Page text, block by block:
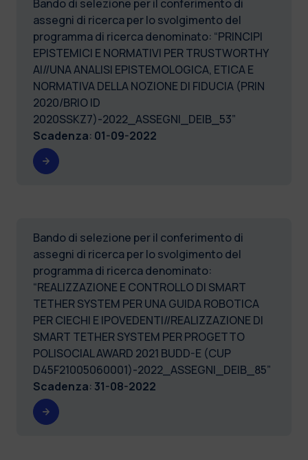
Bando di selezione per il conferimento di
assegni di ricerca per lo svolgimento del
programma di ricerca denominato: “PRINCIPI
EPISTEMICI E NORMATIVI PER TRUSTWORTHY
AI//UNA ANALISI EPISTEMOLOGICA, ETICA E
NORMATIVA DELLA NOZIONE DI FIDUCIA (PRIN
2020/BRIO ID
2020SSKZ7)-2022_ASSEGNI_DEIB_53”
Scadenza: 01-09-2022
Bando di selezione per il conferimento di
assegni di ricerca per lo svolgimento del
programma di ricerca denominato:
“REALIZZAZIONE E CONTROLLO DI SMART
TETHER SYSTEM PER UNA GUIDA ROBOTICA
PER CIECHI E IPOVEDENTI//REALIZZAZIONE DI
SMART TETHER SYSTEM PER PROGETTO
POLISOCIAL AWARD 2021 BUDD-E (CUP
D45F21005060001)-2022_ASSEGNI_DEIB_85”
Scadenza: 31-08-2022